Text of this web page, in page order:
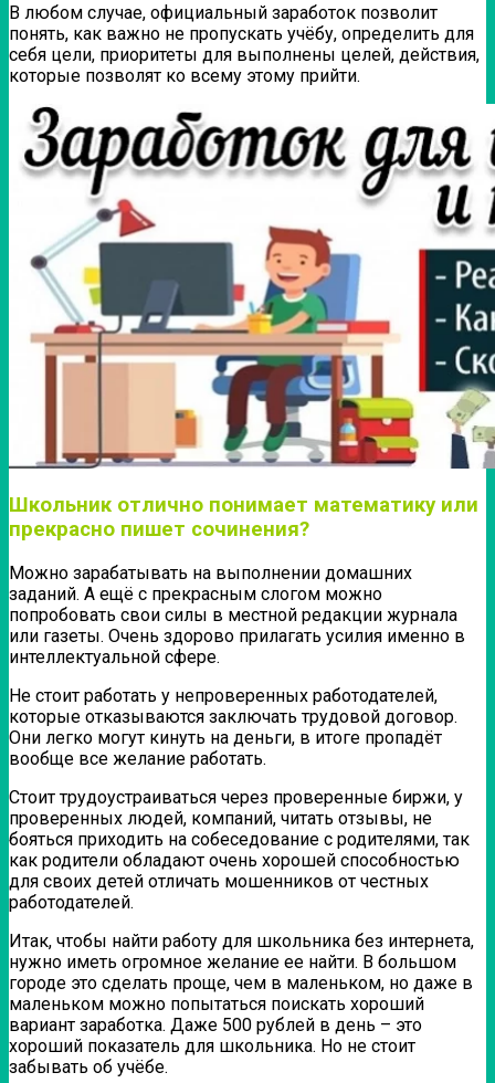
В любом случае, официальный заработок позволит
понять, как важно не пропускать учёбу, определить для
себя цели, приоритеты для выполнены целей, действия,
которые позволят ко всему этому прийти.
Школьник отлично понимает математику или
прекрасно пишет сочинения?
Можно зарабатывать на выполнении домашних
заданий. А ещё с прекрасным слогом можно
попробовать свои силы в местной редакции журнала
или газеты. Очень здорово прилагать усилия именно в
интеллектуальной сфере.
Не стоит работать у непроверенных работодателей,
которые отказываются заключать трудовой договор.
Они легко могут кинуть на деньги, в итоге пропадёт
вообще все желание работать.
Стоит трудоустраиваться через проверенные биржи, у
проверенных людей, компаний, читать отзывы, не
бояться приходить на собеседование с родителями, так
как родители обладают очень хорошей способностью
для своих детей отличать мошенников от честных
работодателей.
Итак, чтобы найти работу для школьника без интернета,
нужно иметь огромное желание ее найти. В большом
городе это сделать проще, чем в маленьком, но даже в
маленьком можно попытаться поискать хороший
вариант заработка. Даже 500 рублей в день – это
хороший показатель для школьника. Но не стоит
забывать об учёбе.